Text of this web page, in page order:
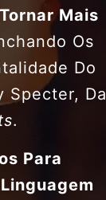
Mais
Os
Do
Specter, Da
.
Para